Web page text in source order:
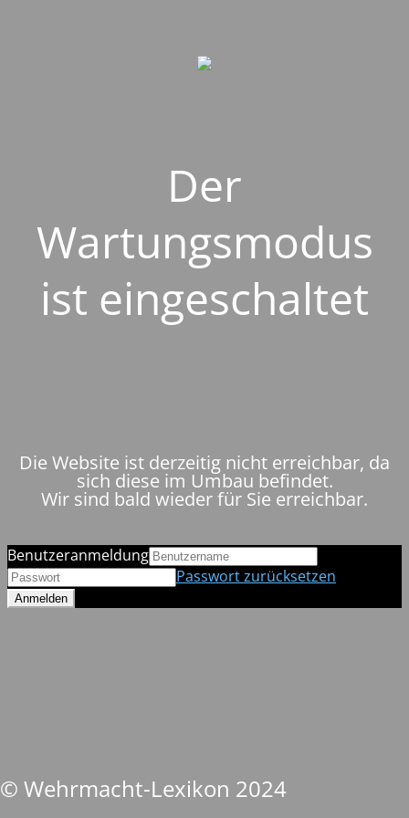
Der
Wartungsmodus
ist eingeschaltet
Die Website ist derzeitig nicht erreichbar, da
sich diese im Umbau befindet.
Wir sind bald wieder für Sie erreichbar.
© Wehrmacht-Lexikon 2024
Benutzeranmeldung
Passwort zurücksetzen